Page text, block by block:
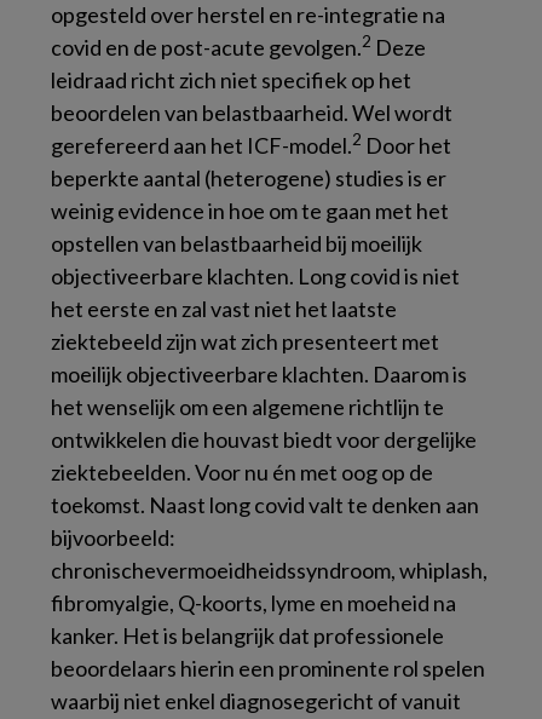
opgesteld over herstel en re-integratie na
covid en de post-acute gevolgen.2 Deze
leidraad richt zich niet specifiek op het
beoordelen van belastbaarheid. Wel wordt
gerefereerd aan het ICF-model.2 Door het
beperkte aantal (heterogene) studies is er
weinig evidence in hoe om te gaan met het
opstellen van belastbaarheid bij moeilijk
objectiveerbare klachten. Long covid is niet
het eerste en zal vast niet het laatste
ziektebeeld zijn wat zich presenteert met
moeilijk objectiveerbare klachten. Daarom is
het wenselijk om een algemene richtlijn te
ontwikkelen die houvast biedt voor dergelijke
ziektebeelden. Voor nu én met oog op de
toekomst. Naast long covid valt te denken aan
bijvoorbeeld:
chronischevermoeidheidssyndroom, whiplash,
fibromyalgie, Q-koorts, lyme en moeheid na
kanker. Het is belangrijk dat professionele
beoordelaars hierin een prominente rol spelen
waarbij niet enkel diagnosegericht of vanuit